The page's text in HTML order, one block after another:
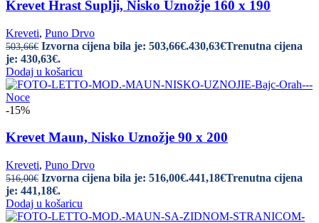
Krevet Hrast Šuplji, Nisko Uznožje 160 x 190
Kreveti, Puno Drvo
503,66€ Izvorna cijena bila je: 503,66€.430,63€Trenutna cijena
je: 430,63€.
Dodaj u košaricu
-15%
Krevet Maun, Nisko Uznožje 90 x 200
Kreveti, Puno Drvo
516,00€ Izvorna cijena bila je: 516,00€.441,18€Trenutna cijena
je: 441,18€.
Dodaj u košaricu